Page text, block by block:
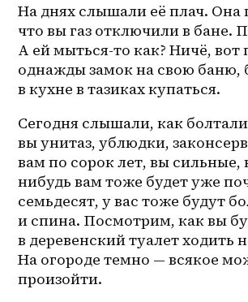
На днях слышали её плач. Она
что вы газ отключили в бане.
А ей мыться-то как? Ничё,
однажды замок на свою баню,
в кухне в тазиках купаться.
Сегодня слышали, как
вы унитаз, ублюдки,
вам по сорок лет, вы сильные,
нибудь вам тоже будет уже
семьдесят, у вас тоже будут
и спина. Посмотрим, как вы
в деревенский туалет ходить
На огороде темно — всякое
произойти.